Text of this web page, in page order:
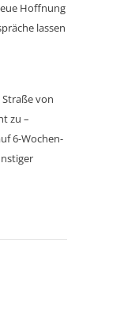
Hoffnung
lassen
von
zu –
6-Wochen-